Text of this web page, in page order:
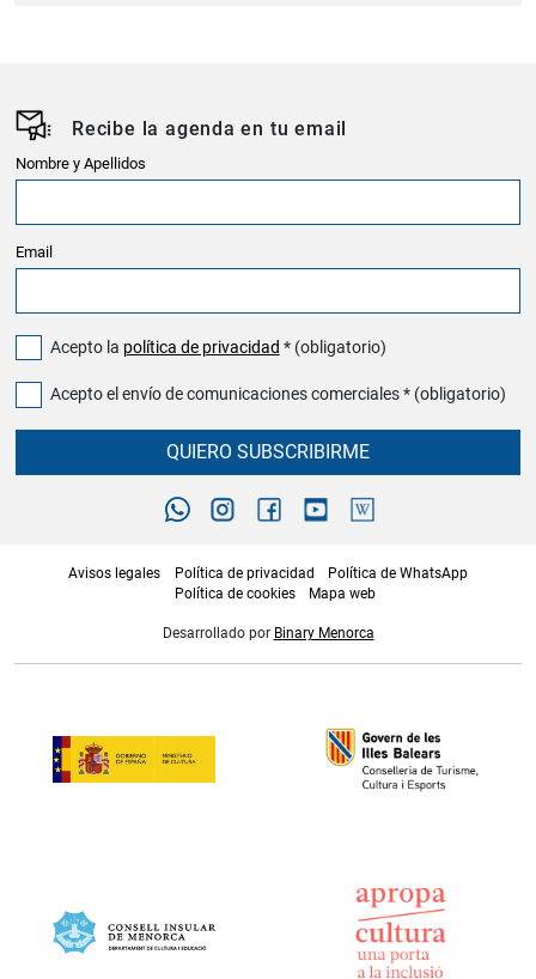
Recibe la agenda en tu email
Nombre y Apellidos
Email
Acepto la política de privacidad * (obligatorio)
Acepto el envío de comunicaciones comerciales * (obligatorio)
QUIERO SUBSCRIBIRME
Avisos legales Política de privacidad
Política de WhatsApp
Política de cookies
Mapa web
Desarrollado por Binary Menorca